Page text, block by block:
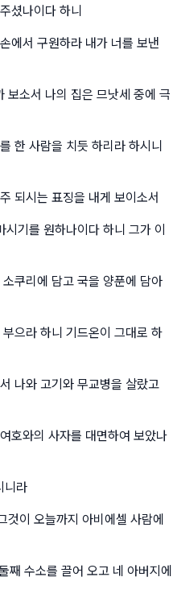
셨나이다 하니
에서 구원하라 내가 너를 보낸
보소서 나의 집은 므낫세 중에 극
한 사람을 치듯 하리라 하시니
되시는 표징을 내게 보이소서
기를 원하나이다 하니 그가 이
쿠리에 담고 국을 양푼에 담아
으라 하니 기드온이 그대로 하
나와 고기와 무교병을 살랐고
호와의 사자를 대면하여 보았나
니라
것이 오늘까지 아비에셀 사람에
째 수소를 끌어 오고 네 아버지에